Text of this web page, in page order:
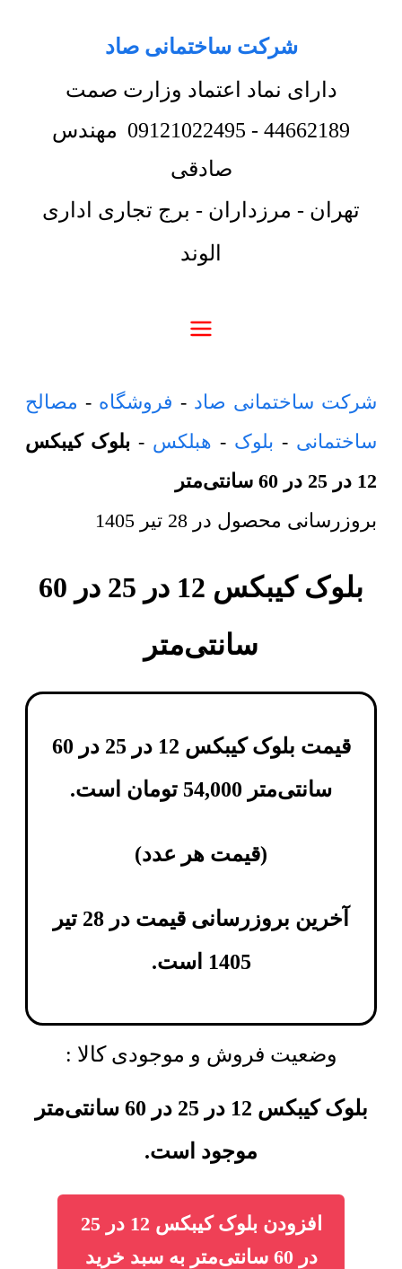
شرکت ساختمانی صاد
دارای نماد اعتماد وزارت صمت
44662189
-
09121022495 مهندس
صادقی
تهران - مرزداران - برج تجاری اداری
الوند
شرکت ساختمانی صاد - فروشگاه - مصالح
ساختمانی - بلوک - هبلکس - بلوک کیبکس
12 در 25 در 60 سانتی‌متر
بروزرسانی محصول در 28 تیر 1405
بلوک کیبکس 12 در 25 در 60
سانتی‌متر
قیمت بلوک کیبکس 12 در 25 در 60
سانتی‌متر 54,000 تومان است.
(قیمت هر عدد)
آخرین بروزرسانی قیمت در 28 تیر
1405 است.
وضعیت فروش و موجودی کالا :
بلوک کیبکس 12 در 25 در 60 سانتی‌متر
موجود است.
افزودن بلوک کیبکس 12 در 25
در 60 سانتی‌متر به سبد خرید